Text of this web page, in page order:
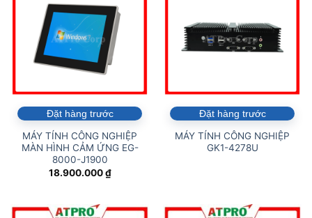
Đặt hàng trước
MÁY TÍNH CÔNG NGHIỆP
MÀN HÌNH CẢM ỨNG EG-
8000-J1900
18.900.000₫
Đặt hàng trước
MÁY TÍNH CÔNG NGHIỆP
GK1-4278U